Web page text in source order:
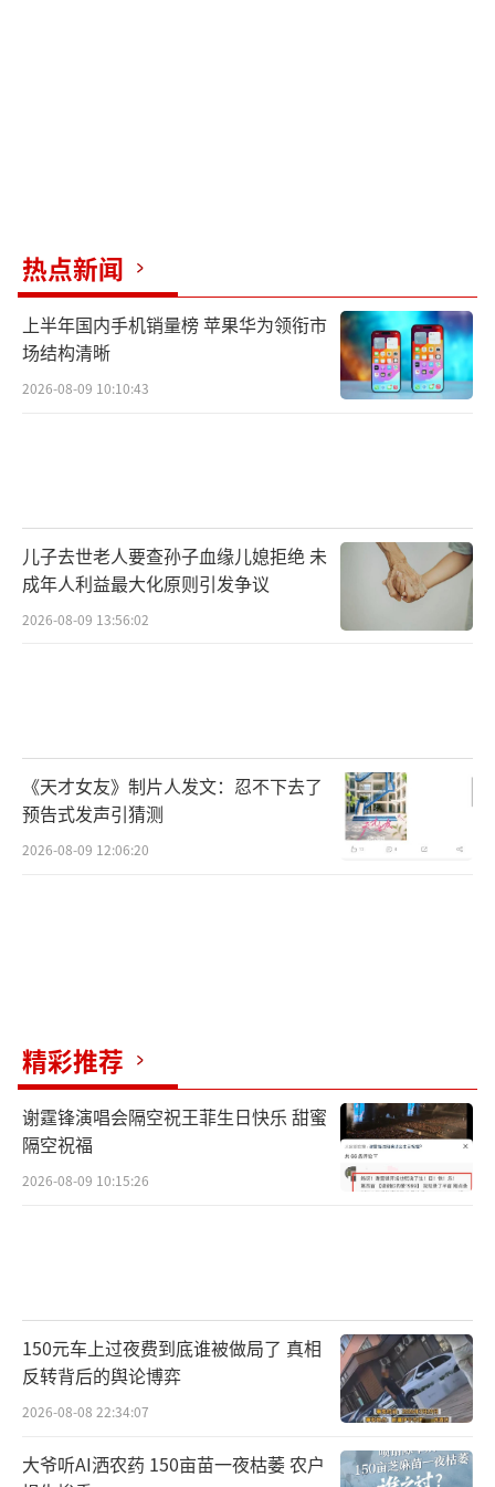
热点新闻
上半年国内手机销量榜 苹果华为领衔市
场结构清晰
2026-08-09 10:10:43
儿子去世老人要查孙子血缘儿媳拒绝 未
成年人利益最大化原则引发争议
2026-08-09 13:56:02
《天才女友》制片人发文：忍不下去了
预告式发声引猜测
2026-08-09 12:06:20
精彩推荐
谢霆锋演唱会隔空祝王菲生日快乐 甜蜜
隔空祝福
2026-08-09 10:15:26
150元车上过夜费到底谁被做局了 真相
反转背后的舆论博弈
2026-08-08 22:34:07
大爷听AI洒农药 150亩苗一夜枯萎 农户